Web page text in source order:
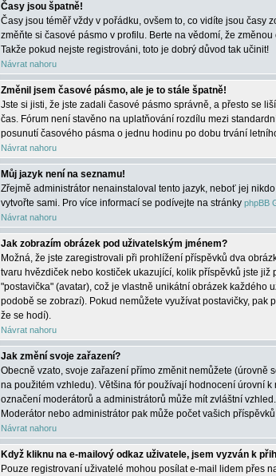
Časy jsou špatně!
Časy jsou téměř vždy v pořádku, ovšem to, co vidíte jsou časy
změňte si časové pásmo v profilu. Berte na vědomí, že
Takže pokud nejste registrováni, toto je dobrý důvod tak učinit!
Návrat nahoru
Změnil jsem časové pásmo, ale je to stále špatně!
Jste si jisti, že jste zadali časové pásmo správně, a přesto se
čas. Fórum není stavěno na uplatňování rozdílu mezi
posunutí časového pásma o jednu hodinu po dobu trvání
Návrat nahoru
Můj jazyk není na seznamu!
Zřejmě administrátor nenainstaloval tento jazyk, neboť jej
vytvořte sami. Pro více informací se podívejte na stránky phpBB
Návrat nahoru
Jak zobrazím obrázek pod uživatelským jménem?
Možná, že jste zaregistrovali při prohlížení příspěvků dva
tvaru hvězdiček nebo kostiček ukazující, kolik příspěvků jste
"postavička" (avatar), což je vlastně unikátní obrázek každého
podobě se zobrazí). Pokud nemůžete využívat postavičky, pak
že se hodí).
Návrat nahoru
Jak změní svoje zařazení?
Obecně vzato, svoje zařazení přímo změnit nemůžete (úrovně
na použitém vzhledu). Většina fór používají hodnocení úrovní
označení moderátorů a administrátorů může mít zvláštní
Moderátor nebo administrátor pak může počet vašich
Návrat nahoru
Když kliknu na e-mailový odkaz uživatele, jsem vyzván k
Pouze registrovaní uživatelé mohou posílat e-mail lidem přes